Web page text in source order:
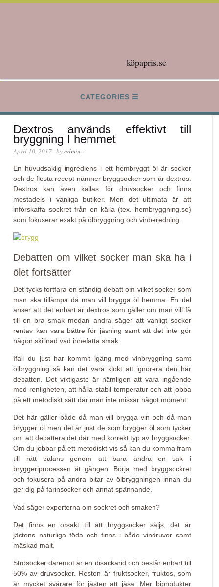
köpapris.se
CATEGORIES
Dextros används effektivt till
bryggning I hemmet
April 10, 2017 · byadmin ·
En huvudsaklig ingrediens i ett hembryggt öl är socker
och de flesta recept nämner bryggsocker som är dextros.
Dextros kan även kallas för druvsocker och finns
mestadels i vanliga butiker. Men det ultimata är att
införskaffa sockret från en källa (tex. hembryggning.se)
som fokuserar exakt på ölbryggning och vinberedning.
Debatten om vilket socker man ska ha i
ölet fortsätter
Det tycks fortfara en ständig debatt om vilket socker som
man ska tillämpa då man vill brygga öl hemma. En del
anser att det enbart är dextros som gäller om man vill få
till en bra smak medan andra säger att vanligt socker
rentav kan vara bättre för jäsning samt att det inte gör
någon skillnad vad innefatta smak.
Ifall du just har kommit igång med vinbryggning samt
ölbryggning så kan det vara klokt att ignorera den här
debatten. Det viktigaste är nämligen att vara ingående
med renligheten, att hålla stabil temperatur och att jobba
på ett metodiskt sätt där man inte missar något moment.
Det här gäller både då man vill brygga vin och då man
brygger öl men det är just de som brygger öl som tycker
om att debattera det där med korrekt typ av bryggsocker.
Om du jobbar på ett metodiskt vis så kan du komma fram
till rätt balans genom att bara ändra en sak i
bryggeriprocessen åt gången. Börja med bryggsockret
och fokusera på andra bitar av ölbryggningen innan du
ger dig på farinsocker och annat spännande.
Vad säger experterna om sockret och smaken?
Det finns en orsakt till att bryggsocker säljs, det är
jästens naturliga föda och finns i både vindruvor samt
mäskad malt.
Strösocker däremot är en disackarid och består enbart till
50% av druvsocker. Resten är fruktsocker, fruktos, som
är mycket svårare för jästen att jäsa. Mer biprodukter